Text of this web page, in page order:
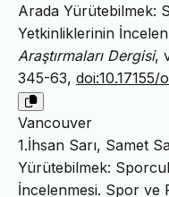
Arada Yürütebilmek:
Yetkinliklerinin
Araştırmaları Dergisi,
345-63, doi:10.17155/
Vancouver
1.İhsan Sarı, Samet
Yürütebilmek:
İncelenmesi. Spor ve